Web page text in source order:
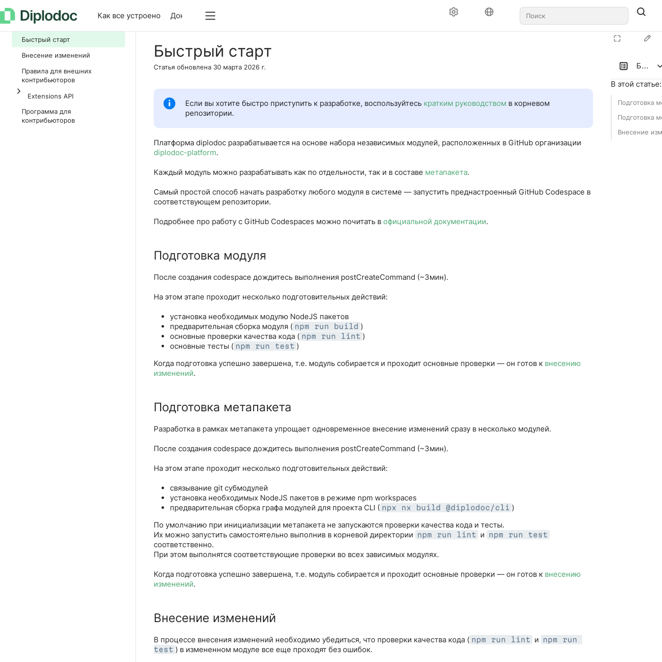
Как все устроено Документация Для разработчиков
Быстрый старт
Внесение изменений
Правила для внешних
контрибьюторов
Extensions API
Программа для
контрибьюторов
В этой статье:
Подготовка
Подготовка
Внесение
Быстрый старт
Статья обновлена 30 марта 2026 г.
Если вы хотите быстро приступить к разработке, воспользуйтесь кратким руководством в корневом
репозитории.
Платформа diplodoc разрабатывается на основе набора независимых модулей, расположенных в GitHub организации
diplodoc-platform.
Каждый модуль можно разрабатывать как по отдельности, так и в составе метапакета.
Самый простой способ начать разработку любого модуля в системе — запустить преднастроенный GitHub Codespace в
соответствующем репозитории.
Подробнее про работу с GitHub Codespaces можно почитать в официальной документации.
Подготовка модуля
После создания codespace дождитесь выполнения postCreateCommand (~3мин).
На этом этапе проходит несколько подготовительных действий:
установка необходимых модулю NodeJS пакетов
предварительная сборка модуля ( npm run build )
основные проверки качества кода ( npm run lint )
основные тесты ( npm run test )
Когда подготовка успешно завершена, т.е. модуль собирается и проходит основные проверки — он готов к внесению
изменений.
Подготовка метапакета
Разработка в рамках метапакета упрощает одновременное внесение изменений сразу в несколько модулей.
После создания codespace дождитесь выполнения postCreateCommand (~3мин).
На этом этапе проходит несколько подготовительных действий:
связывание git субмодулей
установка необходимых NodeJS пакетов в режиме npm workspaces
предварительная сборка графа модулей для проекта CLI ( npx nx build @diplodoc/cli )
По умолчанию при инициализации метапакета не запускаются проверки качества кода и тесты.
Их можно запустить самостоятельно выполнив в корневой директории npm run lint и npm run test
соответственно.
При этом выполнятся соответствующие проверки во всех зависимых модулях.
Когда подготовка успешно завершена, т.е. модуль собирается и проходит основные проверки — он готов к внесению
изменений.
Внесение изменений
В процессе внесения изменений необходимо убедиться, что проверки качества кода ( npm run lint и npm run
test ) в измененном модуле все еще проходят без ошибок.